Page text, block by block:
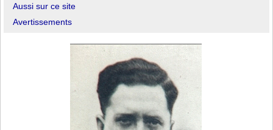
Aussi sur ce site
Avertissements